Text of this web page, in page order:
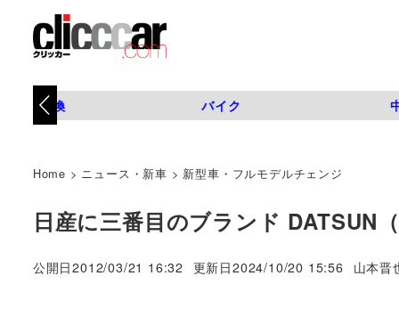
タイヤ交換 バイク
Home > ニュース・新車 > 新型車・フルモデルチェンジ
日産に三番目のブランド DATSUN
公開日2012/03/21 16:32 更新日2024/10/20 15:56
著
山本晋